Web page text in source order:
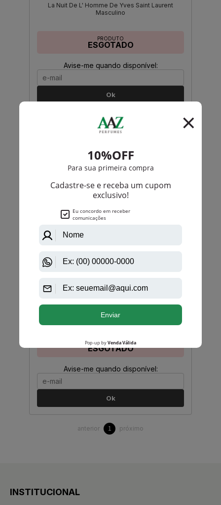
La Nuit De L' Homme De Yves Saint Laurent
Masculino
PRODUTO
ESGOTADO
Avise-me quando disponível:
Ok
Opium De Yves Saint Laurent Eau De Toilette
Masculino
PRODUTO
ESGOTADO
Avise-me quando disponível:
Body Kouros De Yves Saint Laurent Masculino Eau
De Toilette
PRODUTO
ESGOTADO
Avise-me quando disponível:
Ok
anterior 1 próximo
INSTITUCIONAL